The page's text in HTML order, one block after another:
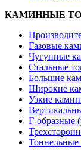
КАМИННЫЕ
Газовые
Чугунные
Стальные
Большие
Широкие
Узкие
Г-образные